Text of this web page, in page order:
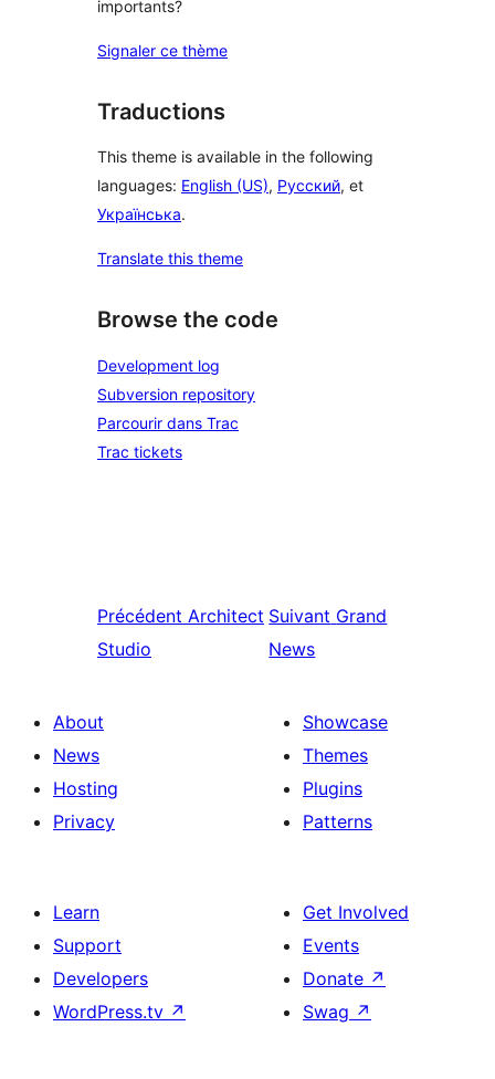
importants?
Signaler ce thème
Traductions
This theme is available in the following
languages: English (US), Русский, et
Українська.
Translate this theme
Browse the code
Development log
Subversion repository
Parcourir dans Trac
Trac tickets
Précédent Architect
Studio
Suivant Grand
News
About
News
Hosting
Privacy
Showcase
Themes
Plugins
Patterns
Learn
Support
Developers
WordPress.tv ↗
Get Involved
Events
Donate ↗
Swag ↗